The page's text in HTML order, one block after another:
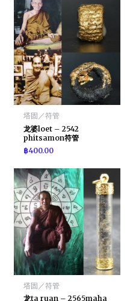
塔固／符管
龙婆loet – 2542
phitsamon符管
฿400.00
塔固／符管
龙ta ruan – 2565maha